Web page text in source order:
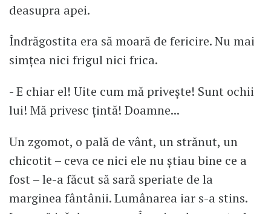
deasupra apei.
Îndrăgostita era să moară de fericire. Nu mai
simțea nici frigul nici frica.
- E chiar el! Uite cum mă privește! Sunt ochii
lui! Mă privesc țintă! Doamne...
Un zgomot, o pală de vânt, un strănut, un
chicotit – ceva ce nici ele nu știau bine ce a
fost – le-a făcut să sară speriate de la
marginea fântânii. Lumânarea iar s-a stins.